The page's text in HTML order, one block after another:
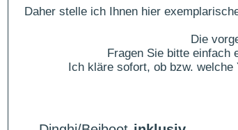
Daher stelle ich Ihnen hier
Die
Fragen Sie bitte einfach
Ich kläre sofort, ob bzw.